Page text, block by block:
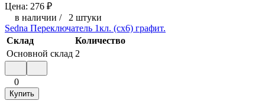
Цена: 276 ₽
в наличии / 2 штуки
Sedna Переключатель 1кл. (сх6) графит.
Склад
Количество
Основной склад 2
0
Купить